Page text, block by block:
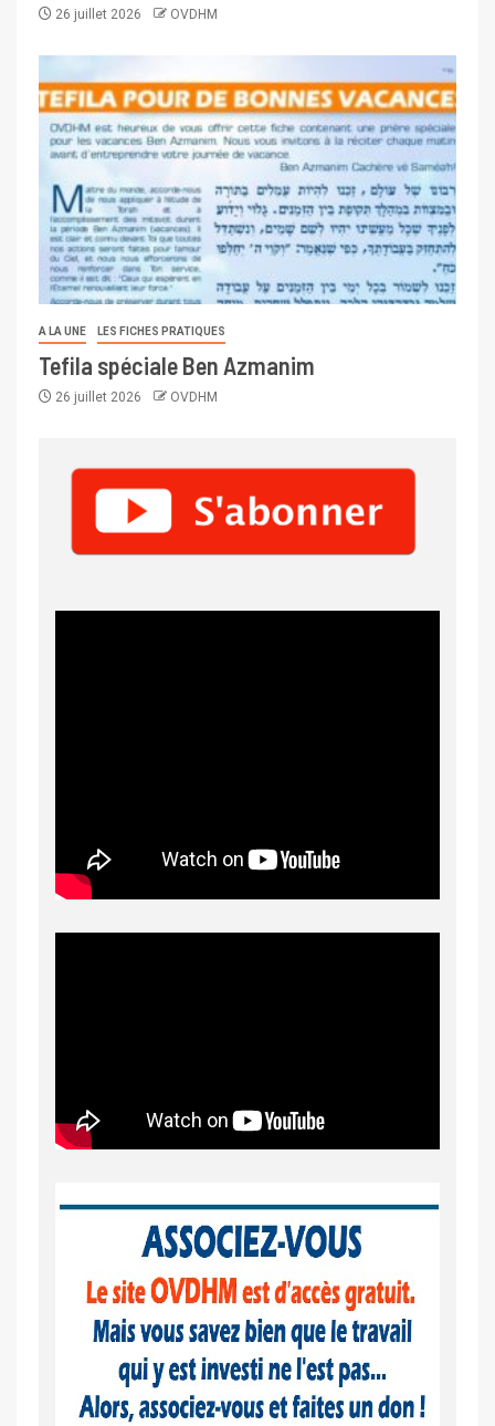
26 juillet 2026 OVDHM
A LA UNE LES FICHES PRATIQUES
Tefila spéciale Ben Azmanim
26 juillet 2026 OVDHM